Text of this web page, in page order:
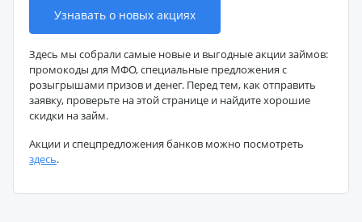
Узнавать о новых акциях
Здесь мы собрали самые новые и выгодные акции займов:
промокоды для МФО, специальные предложения с
розыгрышами призов и денег. Перед тем, как отправить
заявку, проверьте на этой странице и найдите хорошие
скидки на займ.
Акции и спецпредложения банков можно посмотреть
здесь.